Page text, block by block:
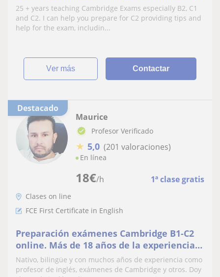
25 + years teaching Cambridge Exams especially B2, C1
and C2. I can help you prepare for C2 providing tips and
help for the exam, includin...
ver más Contactar
Destacado
18€/h 1ª clase gratis
Maurice
Profesor Verificado
★ 5,0 (201 valoraciones)
En línea
Clases on line
FCE First Certificate in English
Preparación exámenes Cambridge B1-C2
online. Más de 18 años de la experiencia
enseñando
Nativo, bilingüe y con muchos años de experiencia como
profesor de inglés, exámenes de Cambridge y otros. Doy